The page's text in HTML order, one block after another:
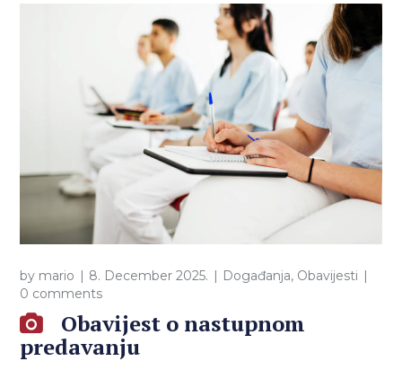
by mario 8. December 2025. Događanja, Obavijesti
0 comments
Obavijest o nastupnom
predavanju